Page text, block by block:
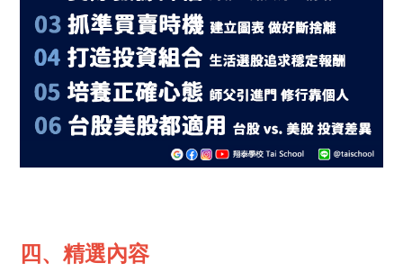
四、精選內容